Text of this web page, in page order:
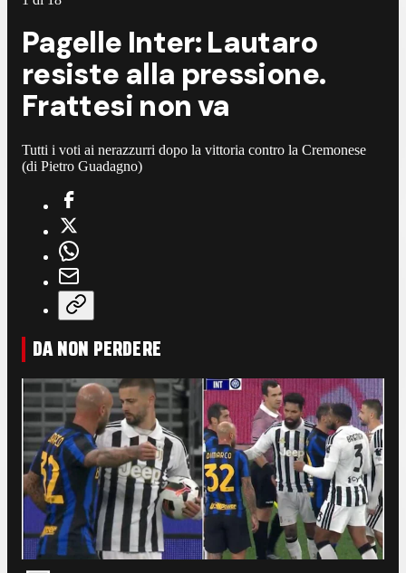
Pagelle Inter: Lautaro
resiste alla pressione.
Frattesi non va
Tutti i voti ai nerazzurri dopo la vittoria contro la Cremonese
(di Pietro Guadagno)
DA NON PERDERE